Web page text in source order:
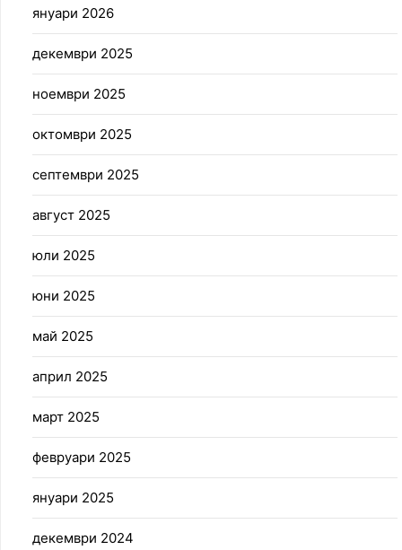
януари 2026
декември 2025
ноември 2025
октомври 2025
септември 2025
август 2025
юли 2025
юни 2025
май 2025
април 2025
март 2025
февруари 2025
януари 2025
декември 2024